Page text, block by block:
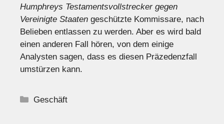
Humphreys Testamentsvollstrecker gegen
Vereinigte Staaten geschützte Kommissare, nach
Belieben entlassen zu werden. Aber es wird bald
einen anderen Fall hören, von dem einige
Analysten sagen, dass es diesen Präzedenzfall
umstürzen kann.
Kategorien
Geschäft